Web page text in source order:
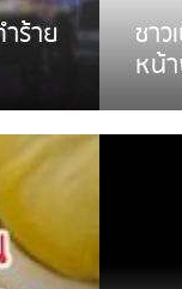
บ! พบพม่าเร่ข
อไม่ซื้อเดินตาม